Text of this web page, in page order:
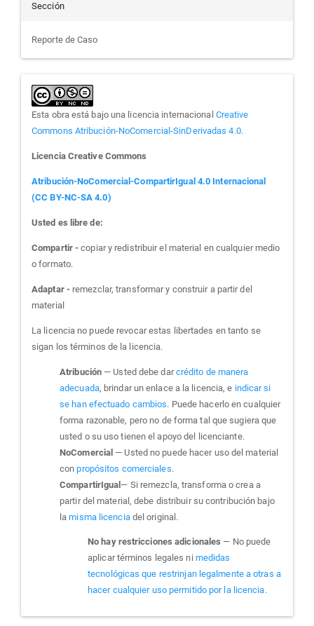
Sección
Reporte de Caso
Esta obra está bajo una licencia internacional Creative
Commons Atribución-NoComercial-SinDerivadas 4.0.
Licencia Creative Commons
Atribución-NoComercial-CompartirIgual 4.0 Internacional
(CC BY-NC-SA 4.0)
Usted es libre de:
Compartir -copiar y redistribuir el material en cualquier medio
o formato.
Adaptar -remezclar, transformar y construir a partir del
material
La licencia no puede revocar estas libertades en tanto se
sigan los términos de la licencia.
Atribución — Usted debe darcrédito de manera
adecuada, brindar un enlace a la licencia, e indicar si
se han efectuado cambios. Puede hacerlo en cualquier
forma razonable, pero no de forma tal que sugiera que
usted o su uso tienen el apoyo del licenciante.
NoComercial — Usted no puede hacer uso del material
conpropósitos comerciales.
CompartirIgual — Si remezcla, transforma o crea a
partir del material, debe distribuir su contribución bajo
lamisma licenciadel original.
No hay restricciones adicionales — No puede
aplicar términos legales ni medidas
tecnológicas que restrinjan legalmente a otras a
hacer cualquier uso permitido por la licencia.